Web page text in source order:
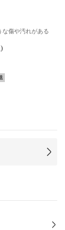
な傷や汚れがある